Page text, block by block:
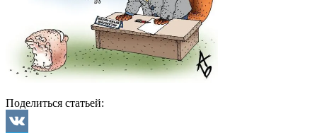
Поделиться статьей: